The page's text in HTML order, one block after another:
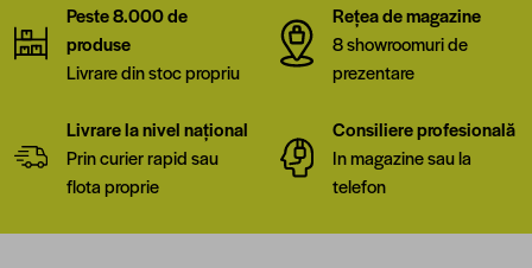
Peste 8.000 de
produse
Livrare din stoc propriu
Rețea de magazine
8 showroomuri de
prezentare
Livrare la nivel național
Prin curier rapid sau
flota proprie
Consiliere profesională
In magazine sau la
telefon